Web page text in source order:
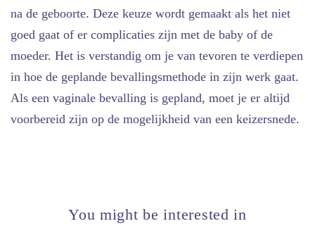
na de geboorte. Deze keuze wordt gemaakt als het niet
goed gaat of er complicaties zijn met de baby of de
moeder. Het is verstandig om je van tevoren te verdiepen
in hoe de geplande bevallingsmethode in zijn werk gaat.
Als een vaginale bevalling is gepland, moet je er altijd
voorbereid zijn op de mogelijkheid van een keizersnede.
You might be interested in